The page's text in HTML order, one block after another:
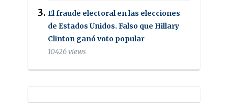
El fraude electoral en las elecciones
de Estados Unidos. Falso que Hillary
Clinton ganó voto popular
10426 views